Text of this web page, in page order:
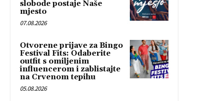
slobode postaje Naše
mjesto
07.08.2026
Otvorene prijave za Bingo
Festival Fits: Odaberite
outfit s omiljenim
influencerom i zablistajte
na Crvenom tepihu
05.08.2026